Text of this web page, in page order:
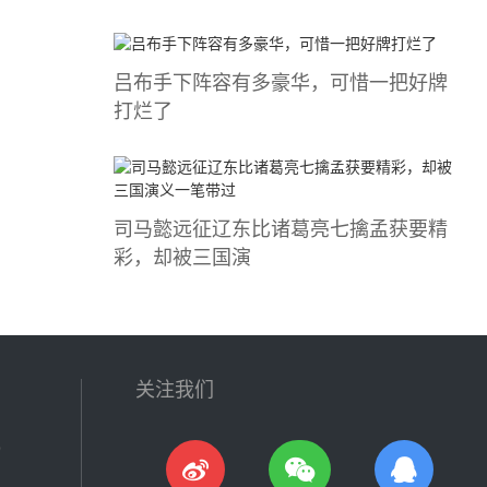
吕布手下阵容有多豪华，可惜一把好牌
打烂了
司马懿​远征辽东比诸葛亮七擒孟获要精
彩，却被三国演
关注我们